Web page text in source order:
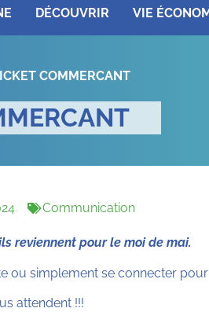
DÉCOUVRIR VIE
COMMERCANT
Communication
reviennent pour le moi de mai.
ou simplement se connecter
attendent !!!